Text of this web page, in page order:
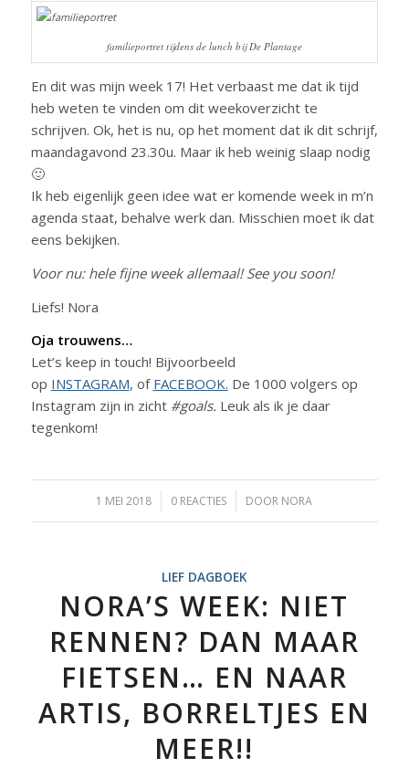
familieportret tijdens de lunch bij De Plantage
En dit was mijn week 17! Het verbaast me dat ik tijd
heb weten te vinden om dit weekoverzicht te
schrijven. Ok, het is nu, op het moment dat ik dit schrijf,
maandagavond 23.30u. Maar ik heb weinig slaap nodig
🙂
Ik heb eigenlijk geen idee wat er komende week in m’n
agenda staat, behalve werk dan. Misschien moet ik dat
eens bekijken.
Voor nu: hele fijne week allemaal! See you soon!
Liefs! Nora
Oja trouwens…
Let’s keep in touch! Bijvoorbeeld
op INSTAGRAM, of FACEBOOK. De 1000 volgers op
Instagram zijn in zicht #goals. Leuk als ik je daar
tegenkom!
1 MEI 2018
/ 0 REACTIES
/ DOOR NORA
LIEF DAGBOEK
NORA’S WEEK: NIET
RENNEN? DAN MAAR
FIETSEN… EN NAAR
ARTIS, BORRELTJES EN
MEER!!